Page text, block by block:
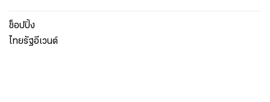
ช็อปปิ้ง
ไทยรัฐอีเวนต์